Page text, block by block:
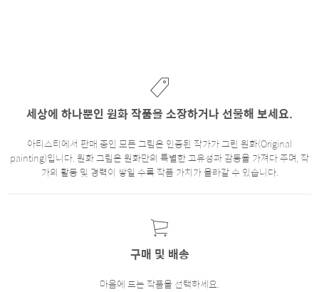
세상에 하나뿐인 원화 작품을 소장하거나 선물해 보세요.
아티스티에서 판매 중인 모든 그림은 인증된 작가가 그린 원화(Original
painting)입니다. 원화 그림은 원화만의 특별한 고유성과 감동을 가져다 주며, 작
가의 활동 및 경력이 쌓일 수록 작품 가치가 올라갈 수 있습니다.
구매 및 배송
마음에 드는 작품을 선택하세요.